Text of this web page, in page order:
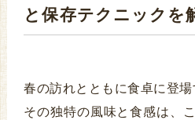
と保存テクニックを
春の訪れとともに食卓に登場
その独特の風味と食感は、